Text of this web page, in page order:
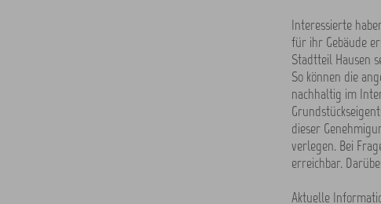
Interessierte
für ihr Gebäude
Stadtteil Hausen
So können die
nachhaltig im
dieser
verlegen. Bei
erreichbar.
Aktuelle